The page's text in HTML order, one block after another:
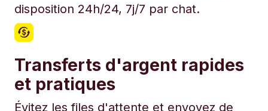
disposition 24h/24, 7j/7 par chat.
Transferts d'argent rapides
et pratiques
Évitez les files d'attente et envoyez de